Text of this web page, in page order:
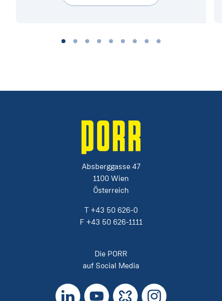
Absberggasse 47
1100 Wien
Österreich
T +43 50 626-0
F +43 50 626-1111
Die PORR
auf Social Media
LinkedIn YouTube Kununu Instagram